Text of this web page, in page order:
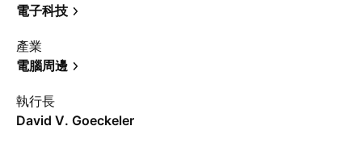
電子科技
產業
電腦周邊
執行長
David V. Goeckeler